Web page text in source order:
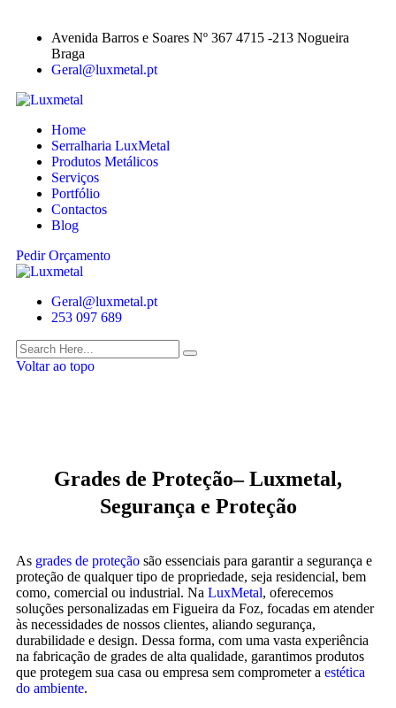
Avenida Barros e Soares Nº 367 4715 -213 Nogueira
Braga
Geral@luxmetal.pt
Home
Serralharia LuxMetal
Produtos Metálicos
Serviços
Portfólio
Contactos
Blog
Pedir Orçamento
Geral@luxmetal.pt
253 097 689
Voltar ao topo
Grades de Proteção– Luxmetal,
Segurança e Proteção
As grades de proteção são essenciais para garantir a segurança e
proteção de qualquer tipo de propriedade, seja residencial, bem
como, comercial ou industrial. Na LuxMetal, oferecemos
soluções personalizadas em Figueira da Foz, focadas em atender
às necessidades de nossos clientes, aliando segurança,
durabilidade e design. Dessa forma, com uma vasta experiência
na fabricação de grades de alta qualidade, garantimos produtos
que protegem sua casa ou empresa sem comprometer a estética
do ambiente.